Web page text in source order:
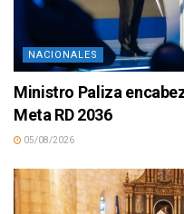
NACIONALES
Ministro Paliza
Meta RD 2036
05/08/2026